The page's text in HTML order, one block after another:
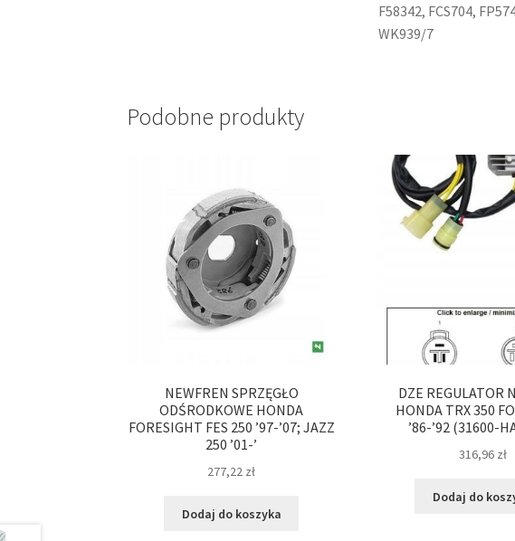
F58342, FCS704,
WK939/7
Podobne produkty
NEWFREN SPRZĘGŁO
ODŚRODKOWE HONDA
FORESIGHT FES 250 ’97-’07; JAZZ
250 ’01-’
277,22 zł
Dodaj do koszyka
DZE REGULATOR
HONDA TRX 350
’86-’92 (31600-
316,96 zł
Dodaj do